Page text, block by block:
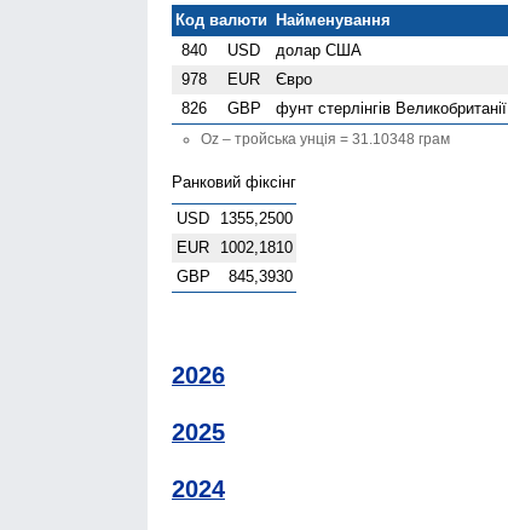
Код валюти Найменування
840
USD долар США
978 EUR Євро
826 GBP фунт стерлінгів Велико­британії
Oz – тройська унція = 31.10348 грам
Ранковий фіксінг
USD
1355,2500
EUR
1002,1810
GBP
845,3930
2026
2025
2024